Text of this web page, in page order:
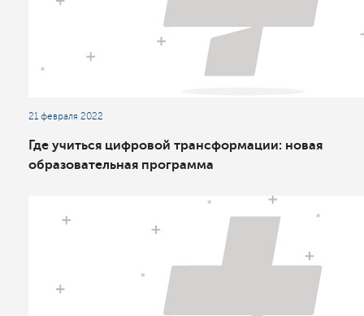
21 февраля 2022
Где учиться цифровой трансформации: новая
образовательная программа